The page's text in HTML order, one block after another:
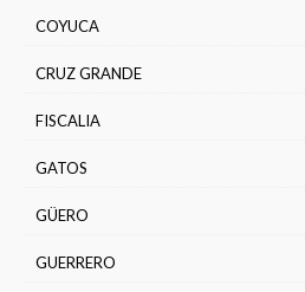
COYUCA
CRUZ GRANDE
FISCALIA
GATOS
GÜERO
GUERRERO